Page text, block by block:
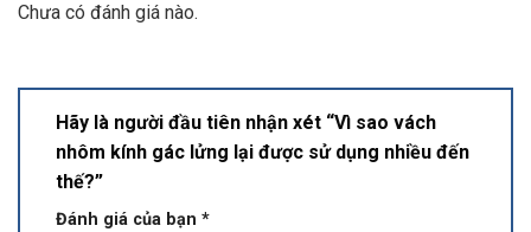
Chưa có đánh giá nào.
Hãy là người đầu tiên nhận xét “Vì sao vách
nhôm kính gác lửng lại được sử dụng nhiều đến
thế?”
Đánh giá của bạn *